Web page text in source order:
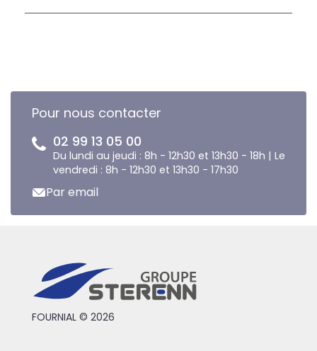
Pour nous contacter
02 99 13 05 00
Du lundi au jeudi : 8h - 12h30 et 13h30 - 18h | Le
vendredi : 8h - 12h30 et 13h30 - 17h30
Par email
FOURNIAL © 2026